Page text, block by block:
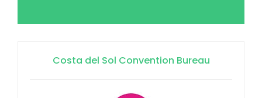
Costa del Sol Convention Bureau